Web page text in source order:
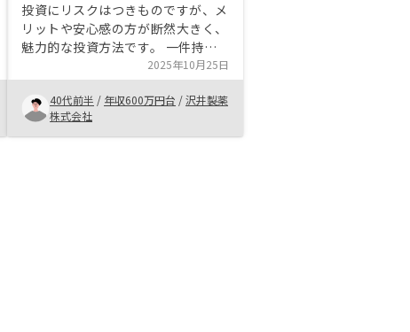
投資にリスクはつきものですが、メ
リットや安心感の方が断然大きく、
魅力的な投資方法です。 一件持っ
たらまた一件と、安心して追加投資
ができるのも魅力です。 出口戦略
も考え方次第で色々と方法がありま
すし、やって良かったと思ってま
す。
2025年10月25日
40代前半 / 年収600万円台 /沢井製薬
株式会社